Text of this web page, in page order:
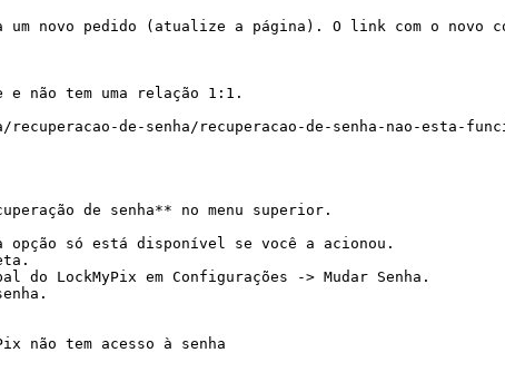
um novo pedido (atualize a página). O link com o novo
não tem uma relação 1:1.
de-senha/recuperacao-de-senha-nao-esta-
de senha** no menu superior.
opção só está disponível se você a acionou.
LockMyPix em Configurações -> Mudar Senha.
não tem acesso à senha